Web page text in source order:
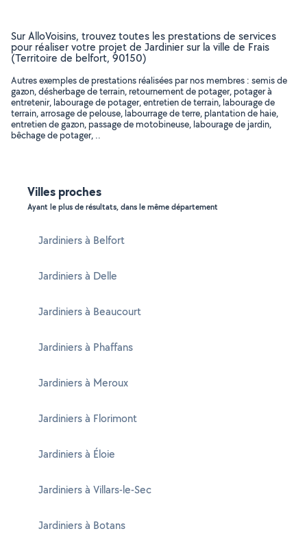
Sur AlloVoisins, trouvez toutes les prestations de services
pour réaliser votre projet de Jardinier sur la ville de Frais
(Territoire de belfort, 90150)
Autres exemples de prestations réalisées par nos membres : semis de
gazon, désherbage de terrain, retournement de potager, potager à
entretenir, labourage de potager, entretien de terrain, labourage de
terrain, arrosage de pelouse, labourrage de terre, plantation de haie,
entretien de gazon, passage de motobineuse, labourage de jardin,
bêchage de potager, ..
Villes proches
Ayant le plus de résultats, dans le même département
Jardiniers à Belfort
Jardiniers à Delle
Jardiniers à Beaucourt
Jardiniers à Phaffans
Jardiniers à Meroux
Jardiniers à Florimont
Jardiniers à Éloie
Jardiniers à Villars-le-Sec
Jardiniers à Botans